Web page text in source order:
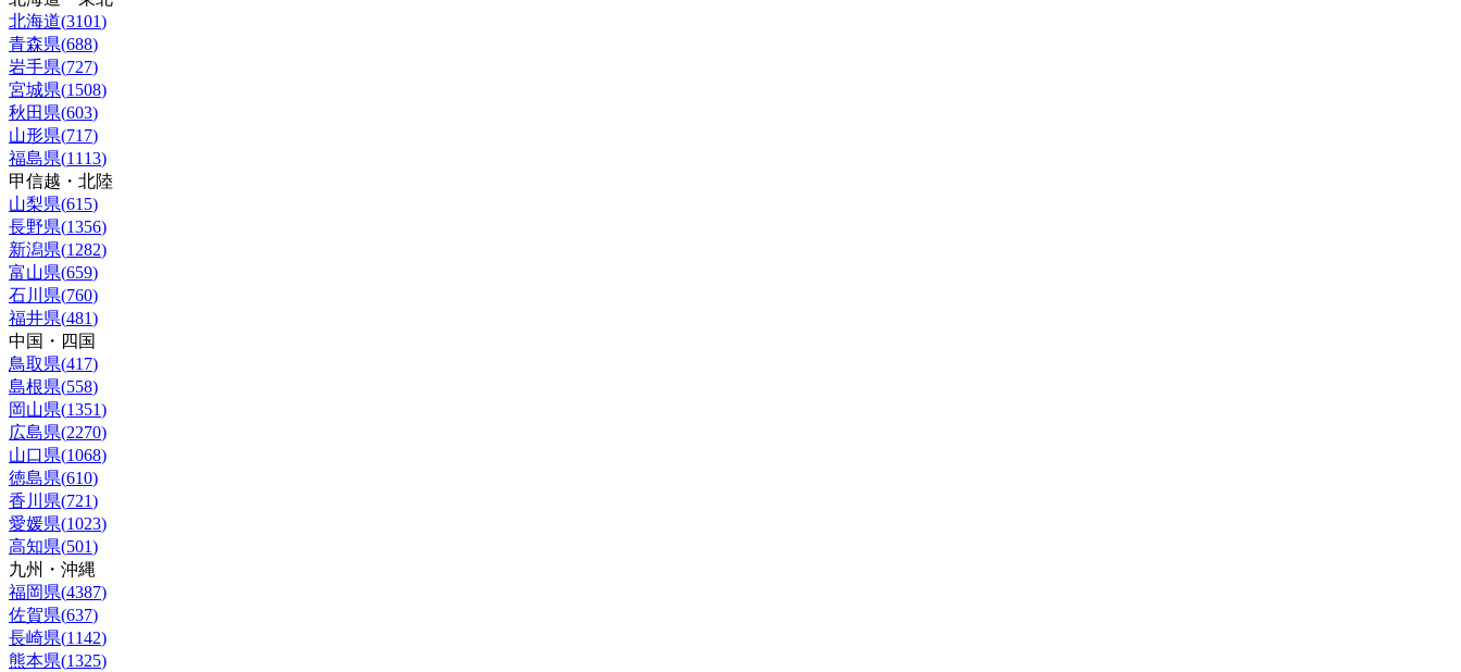
北海道(3101)
青森県(688)
岩手県(727)
宮城県(1508)
秋田県(603)
山形県(717)
福島県(1113)
甲信越・北陸
山梨県(615)
長野県(1356)
新潟県(1282)
富山県(659)
石川県(760)
福井県(481)
中国・四国
鳥取県(417)
島根県(558)
岡山県(1351)
広島県(2270)
山口県(1068)
徳島県(610)
香川県(721)
愛媛県(1023)
高知県(501)
九州・沖縄
福岡県(4387)
佐賀県(637)
長崎県(1142)
熊本県(1325)